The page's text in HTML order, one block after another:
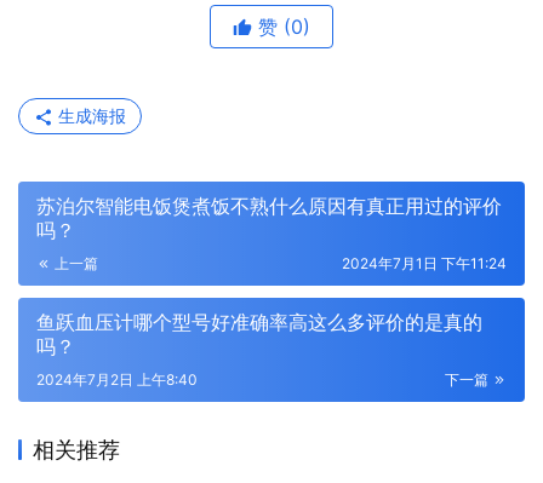
赞 (0)
生成海报
苏泊尔智能电饭煲煮饭不熟什么原因有真正用过的评价
吗？
上一篇 2024年7月1日 下午11:24
鱼跃血压计哪个型号好准确率高这么多评价的是真的
吗？
下一篇
2024年7月2日 上午8:40
相关推荐